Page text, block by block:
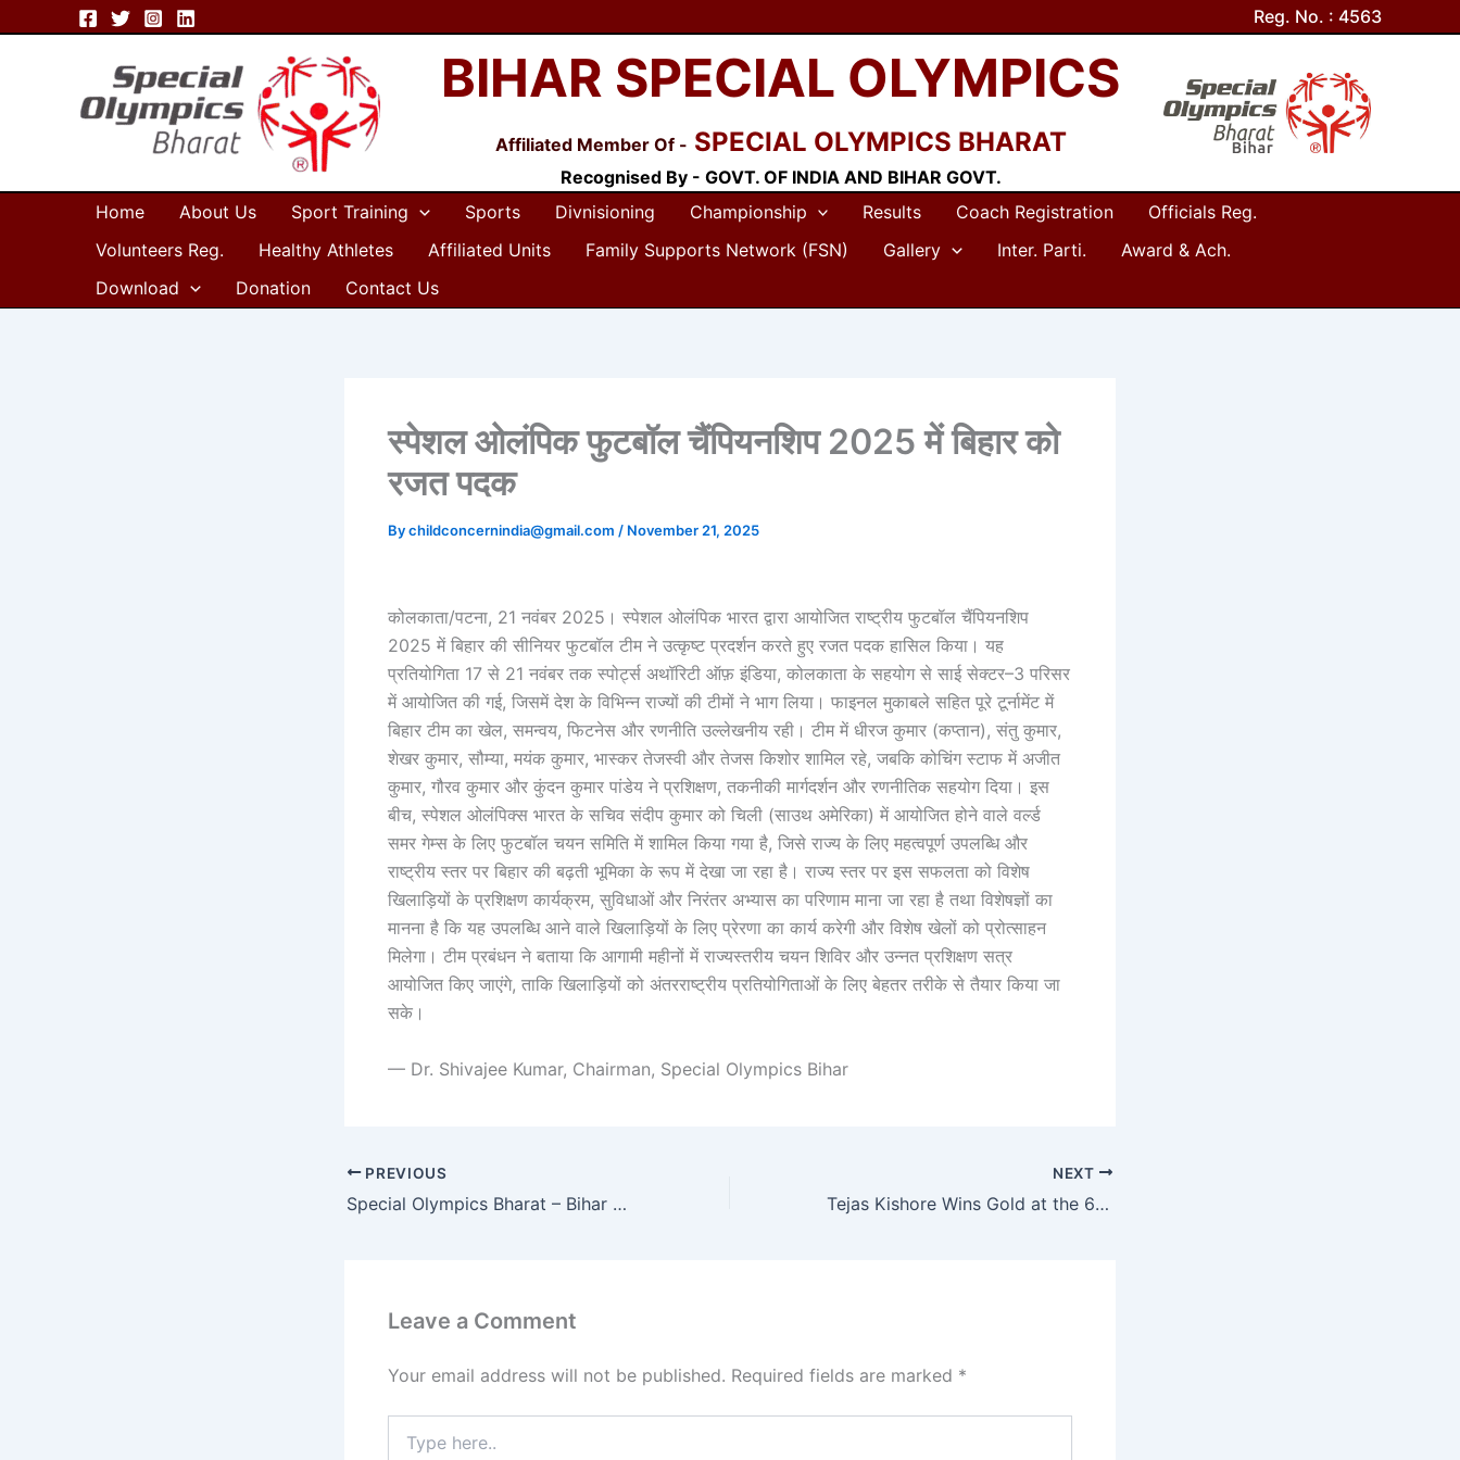
to
Reg. No. : 4563
BIHAR SPECIAL OLYMPICS
Affiliated Member Of - SPECIAL OLYMPICS BHARAT
Recognised By - GOVT. OF INDIA AND BIHAR GOVT.
Home
About Us Sport Training Sports Divnisioning Championship Results Coach Registration
Officials Reg.
Volunteers Reg.
Healthy Athletes Affiliated Units Family Supports Network (FSN) Gallery Inter. Parti.
Award & Ach.
Download
Donation Contact Us
स्पेशल ओलंपिक फुटबॉल चैंपियनशिप 2025 में बिहार को
रजत पदक
Bychildconcernindia@gmail.com / November 21, 2025
कोलकाता/पटना, 21 नवंबर 2025। स्पेशल ओलंपिक भारत द्वारा आयोजित राष्ट्रीय फुटबॉल चैंपियनशिप
2025 में बिहार की सीनियर फुटबॉल टीम ने उत्कृष्ट प्रदर्शन करते हुए रजत पदक हासिल किया। यह
प्रतियोगिता 17 से 21 नवंबर तक स्पोर्ट्स अथॉरिटी ऑफ़ इंडिया, कोलकाता के सहयोग से साई सेक्टर–3 परिसर
में आयोजित की गई, जिसमें देश के विभिन्न राज्यों की टीमों ने भाग लिया। फाइनल मुकाबले सहित पूरे टूर्नामेंट में
बिहार टीम का खेल, समन्वय, फिटनेस और रणनीति उल्लेखनीय रही। टीम में धीरज कुमार (कप्तान), संतु कुमार,
शेखर कुमार, सौम्या, मयंक कुमार, भास्कर तेजस्वी और तेजस किशोर शामिल रहे, जबकि कोचिंग स्टाफ में अजीत
कुमार, गौरव कुमार और कुंदन कुमार पांडेय ने प्रशिक्षण, तकनीकी मार्गदर्शन और रणनीतिक सहयोग दिया। इस
बीच, स्पेशल ओलंपिक्स भारत के सचिव संदीप कुमार को चिली (साउथ अमेरिका) में आयोजित होने वाले वर्ल्ड
समर गेम्स के लिए फुटबॉल चयन समिति में शामिल किया गया है, जिसे राज्य के लिए महत्वपूर्ण उपलब्धि और
राष्ट्रीय स्तर पर बिहार की बढ़ती भूमिका के रूप में देखा जा रहा है। राज्य स्तर पर इस सफलता को विशेष
खिलाड़ियों के प्रशिक्षण कार्यक्रम, सुविधाओं और निरंतर अभ्यास का परिणाम माना जा रहा है तथा विशेषज्ञों का
मानना है कि यह उपलब्धि आने वाले खिलाड़ियों के लिए प्रेरणा का कार्य करेगी और विशेष खेलों को प्रोत्साहन
मिलेगा। टीम प्रबंधन ने बताया कि आगामी महीनों में राज्यस्तरीय चयन शिविर और उन्नत प्रशिक्षण सत्र
आयोजित किए जाएंगे, ताकि खिलाड़ियों को अंतरराष्ट्रीय प्रतियोगिताओं के लिए बेहतर तरीके से तैयार किया जा
सके।
— Dr. Shivajee Kumar, Chairman, Special Olympics Bihar
PREVIOUS
Special Olympics Bharat – Bihar at the National Football Championship 2025
NEXT
Tejas Kishore Wins Gold at the 63rd National Roller Skating Championship 2025
Leave a Comment
Your email address will not be published. Required fields are marked *
here..